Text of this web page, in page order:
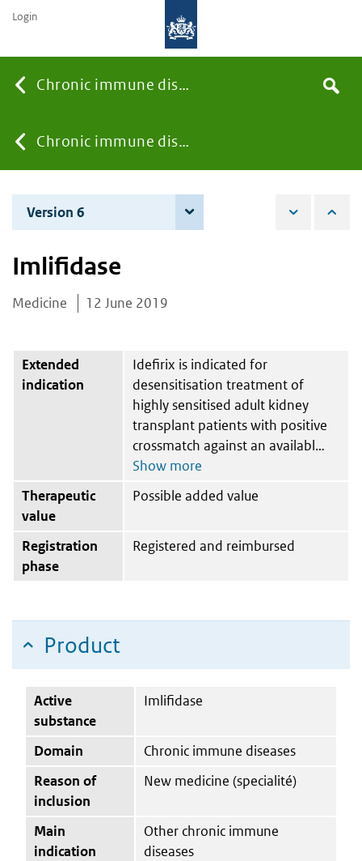
Chronic immune diseases
You
are
here:
Chronic immune diseases
the
Search
Login
Version 6
Imlifidase
Medicine 12 June 2019
Extended
indication
Idefirix is indicated for
desensitisation treatment of
highly sensitised adult kidney
transplant patients with positive
crossmatch against an availabl
Therapeutic
value
Possible added value
Registration
phase
Registered and reimbursed
Product
Active
substance
Imlifidase
Domain
Chronic immune diseases
Reason of
inclusion
New medicine (specialité)
Main
indication
Other chronic immune
diseases